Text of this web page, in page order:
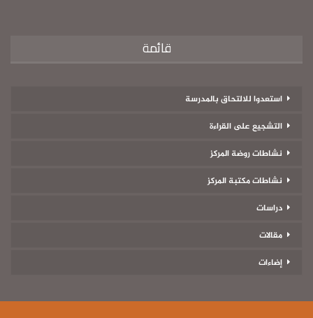
قائمة
استعدوا للالتحاق بالمدرسة
التشجيع على القراءة
نشاطات روضة المركز
نشاطات مكتبة المركز
دراسات
مقالات
إضاءات